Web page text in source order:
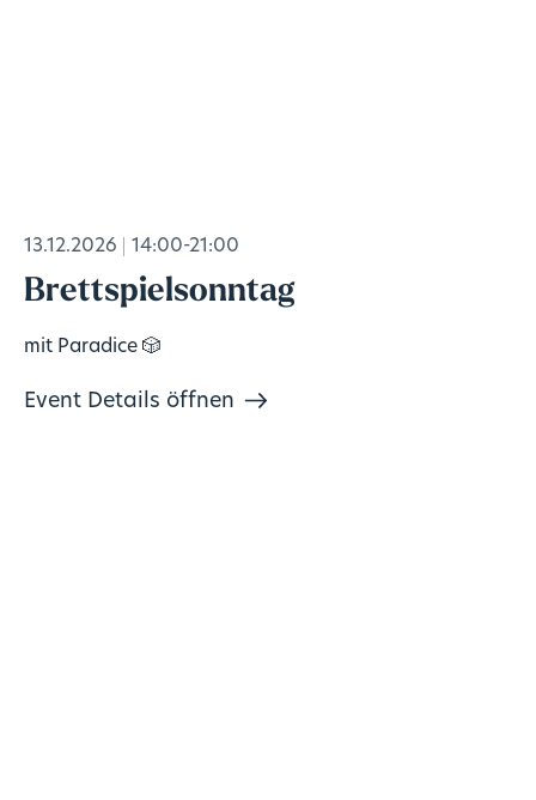
13.12.2026 14:00-21:00
Brettspielsonntag
mit Paradice 🎲
Event Details öffnen